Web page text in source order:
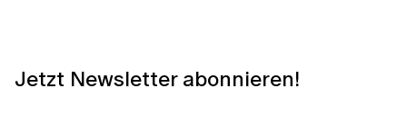
Jetzt Newsletter abonnieren!